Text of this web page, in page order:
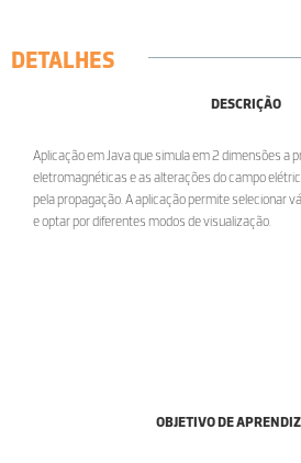
DETALHES
DESCRIÇÃO
Aplicação em Java que simula em 2 dimensões a
eletromagnéticas e as alterações do campo
pela propagação. A aplicação permite selecionar
e optar por diferentes modos de visualização.
OBJETIVO DE